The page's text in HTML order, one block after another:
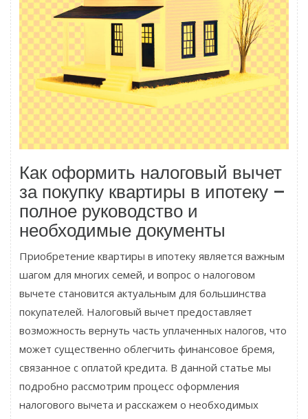
Как оформить налоговый вычет
за покупку квартиры в ипотеку –
полное руководство и
необходимые документы
Приобретение квартиры в ипотеку является важным
шагом для многих семей, и вопрос о налоговом
вычете становится актуальным для большинства
покупателей. Налоговый вычет предоставляет
возможность вернуть часть уплаченных налогов, что
может существенно облегчить финансовое бремя,
связанное с оплатой кредита. В данной статье мы
подробно рассмотрим процесс оформления
налогового вычета и расскажем о необходимых